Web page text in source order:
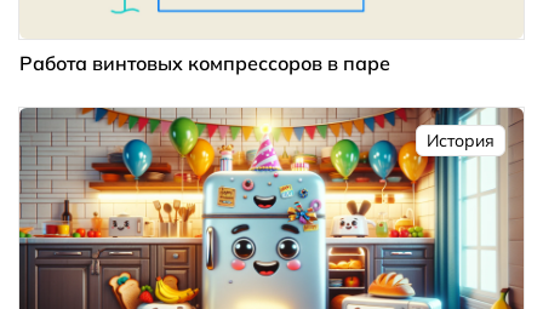
Работа винтовых компрессоров в паре
История